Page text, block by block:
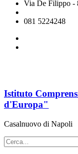
Via De Filippo -
081 5224248
Istituto
d'Europa"
Casalnuovo di Napoli